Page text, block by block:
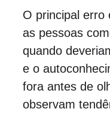
O principal erro
as pessoas
quando
e o
fora antes de
observam